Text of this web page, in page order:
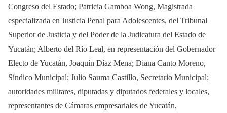
Congreso del Estado; Patricia Gamboa Wong, Magistrada
especializada en Justicia Penal para Adolescentes, del Tribunal
Superior de Justicia y del Poder de la Judicatura del Estado de
Yucatán; Alberto del Río Leal, en representación del Gobernador
Electo de Yucatán, Joaquín Díaz Mena; Diana Canto Moreno,
Síndico Municipal; Julio Sauma Castillo, Secretario Municipal;
autoridades militares, diputadas y diputados federales y locales,
representantes de Cámaras empresariales de Yucatán,